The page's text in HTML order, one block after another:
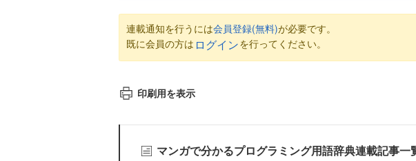
連載通知を行うには会員登録(無料)が必要です。
既に会員の方は ログインを行ってください。
印刷用を表示
マンガで分かるプログラミング用語辞典連載記事一